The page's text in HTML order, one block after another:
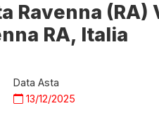
Ravenna (RA)
RA, Italia
Data Asta
13/12/2025